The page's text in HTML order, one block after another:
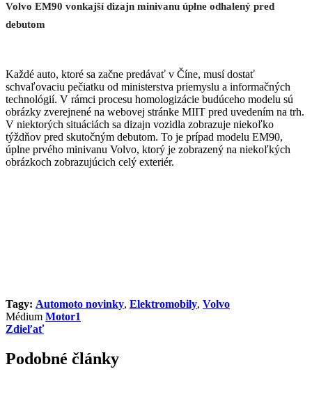
Volvo EM90 vonkajší dizajn minivanu úplne odhalený pred
debutom
Každé auto, ktoré sa začne predávať v Číne, musí dostať
schvaľovaciu pečiatku od ministerstva priemyslu a informačných
technológií. V rámci procesu homologizácie budúceho modelu sú
obrázky zverejnené na webovej stránke MIIT pred uvedením na trh.
V niektorých situáciách sa dizajn vozidla zobrazuje niekoľko
týždňov pred skutočným debutom. To je prípad modelu EM90,
úplne prvého minivanu Volvo, ktorý je zobrazený na niekoľkých
obrázkoch zobrazujúcich celý exteriér.
Tagy: Automoto novinky, Elektromobily, Volvo
Médium Motor1
Zdieľať
Podobné články